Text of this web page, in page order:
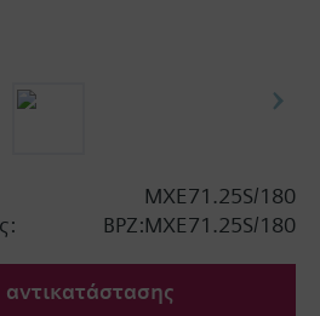
MXE71.25S/180
BPZ:MXE71.25S/180